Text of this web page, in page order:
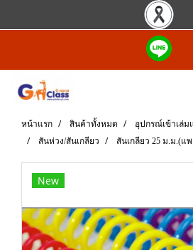
หน้าแรก สินค้าทั้งหมด
อุปกรณ์เข้าเล่ม
สันห่วง/สันเกลียว
สันเกลียว 25 ม.ม.(แ
New